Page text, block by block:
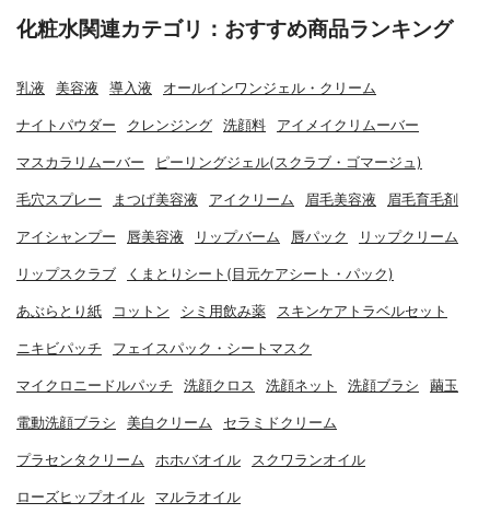
化粧水関連カテゴリ：おすすめ商品ランキング
乳液 美容液 導入液 オールインワンジェル・クリーム
ナイトパウダー クレンジング 洗顔料 アイメイクリムーバー
マスカラリムーバー ピーリングジェル(スクラブ・ゴマージュ)
毛穴スプレー まつげ美容液 アイクリーム 眉毛美容液 眉毛育毛剤
アイシャンプー 唇美容液 リップバーム 唇パック リップクリーム
リップスクラブ くまとりシート(目元ケアシート・パック)
あぶらとり紙 コットン シミ用飲み薬 スキンケアトラベルセット
ニキビパッチ フェイスパック・シートマスク
マイクロニードルパッチ 洗顔クロス 洗顔ネット 洗顔ブラシ 繭玉
電動洗顔ブラシ 美白クリーム セラミドクリーム
プラセンタクリーム ホホバオイル スクワランオイル
ローズヒップオイル マルラオイル